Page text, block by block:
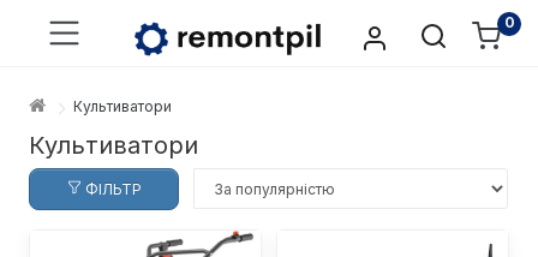
0
Культиватори
Культиватори
ФІЛЬТР